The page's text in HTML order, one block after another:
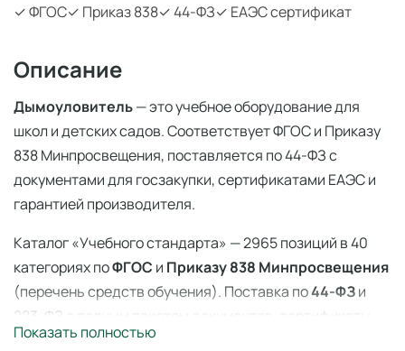
✓ ФГОС✓ Приказ 838✓ 44-ФЗ✓ ЕАЭС сертификат
Описание
Дымоуловитель— это учебное оборудование для
школ и детских садов. Соответствует ФГОС и Приказу
838 Минпросвещения, поставляется по 44-ФЗ с
документами для госзакупки, сертификатами ЕАЭС и
гарантией производителя.
Каталог «Учебного стандарта» — 2965 позиций в 40
категориях поФГОС и Приказу 838 Минпросвещения
(перечень средств обучения). Поставка по44-ФЗи
223-ФЗ с полным пакетом документов, сертификаты
ЕАЭС, гарантия производителя. Доставка по всей
Показать полностью